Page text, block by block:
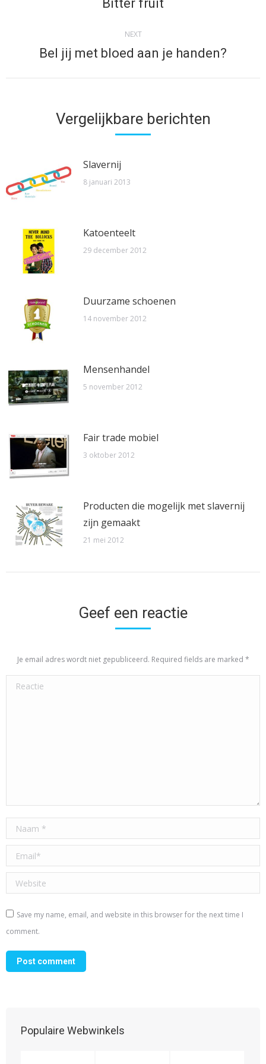
navigation
Previous
Bitter fruit
NEXT
Next
Bel jij met bloed aan je handen?
Vergelijkbare berichten
Slavernij
8 januari 2013
Katoenteelt
29 december 2012
Duurzame schoenen
14 november 2012
Mensenhandel
5 november 2012
Fair trade mobiel
3 oktober 2012
Producten die mogelijk met slavernij
zijn gemaakt
21 mei 2012
Geef een reactie
Je email adres wordt niet gepubliceerd. Required fields are marked *
Reactie
Naam *
Email *
Website
Save my name, email, and website in this browser for the next time I
comment.
Post comment
Populaire Webwinkels